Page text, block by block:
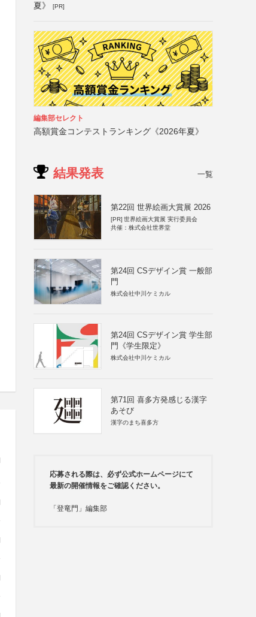
夏》
[PR]
編集部セレクト
高額賞金コンテストランキング《2026年夏》
結果発表 一覧
第22回 世界絵画大賞展 2026
[PR] 世界絵画大賞展 実行委員会
共催：株式会社世界堂
第24回 CSデザイン賞 一般部
門
株式会社中川ケミカル
第24回 CSデザイン賞 学生部
門《学生限定》
株式会社中川ケミカル
第71回 喜多方発感じる漢字
あそび
漢字のまち喜多方
応募される際は、必ず公式ホームページにて
最新の開催情報をご確認ください。
「登竜門」編集部